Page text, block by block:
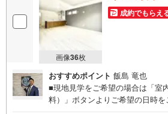
画像36枚
成約でもらえ
おすすめポイント 飯島 竜也
■現地見学をご希望の場合は「室
料）」ボタンよりご希望の日時